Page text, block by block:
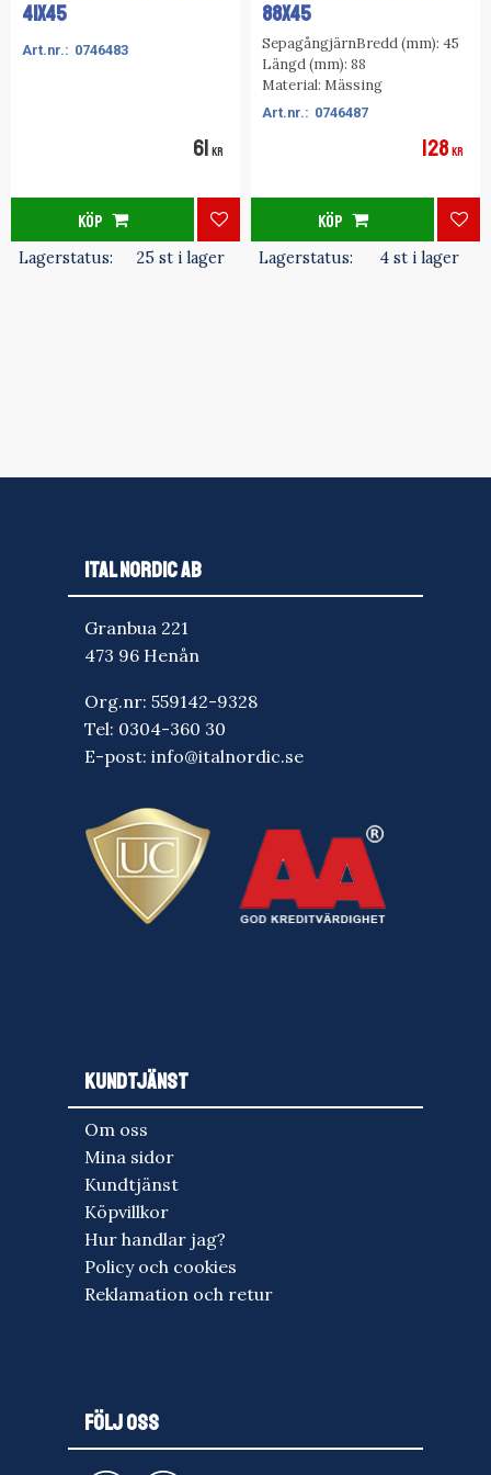
41x45
0746483
61 KR
Lägg till i favoriter
Lagerstatus 25 st i lager
KÖP
88x45
SepagångjärnBredd (mm): 45
Längd (mm): 88
Material: Mässing
0746487
128 KR
Lagerstatus 4 st i lager
KÖP
ITAL NORDIC AB
Granbua 221
473 96 Henån
Org.nr: 559142-9328
Tel: 0304-360 30
E-post: info@italnordic.se
KUNDTJÄNST
Om oss
Mina sidor
Kundtjänst
Köpvillkor
Hur handlar jag?
Policy och cookies
Reklamation och retur
FÖLJ OSS